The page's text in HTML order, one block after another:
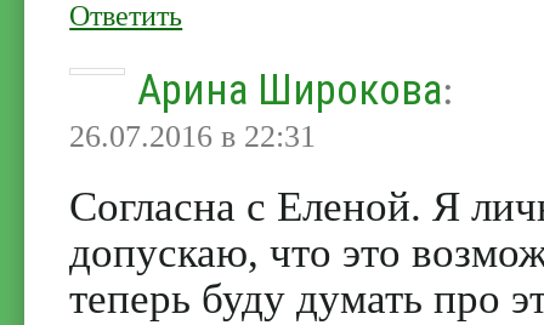
Ответить
Арина Широкова:
26.07.2016 в 22:31
Согласна с Еленой. Я
допускаю, что это
теперь буду думать про